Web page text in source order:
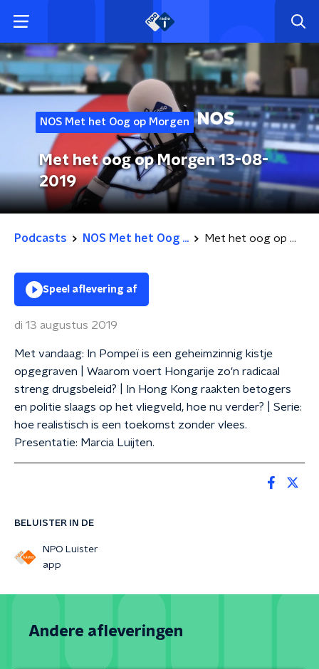
NOS Met het Oog op Morgen
Met het oog op Morgen 13-08-
2019
Podcasts NOS Met het Oog ... Met het oog op Morgen 13-08-2019
BELUISTER IN DE
NPO Luister
app
Speel aflevering af
di 13 augustus 2019
Met vandaag: In Pompeï is een geheimzinnig kistje
opgegraven | Waarom voert Hongarije zo'n radicaal
streng drugsbeleid? | In Hong Kong raakten betogers
en politie slaags op het vliegveld, hoe nu verder? | Serie:
hoe realistisch is een toekomst zonder vlees.
Presentatie: Marcia Luijten.
Andere afleveringen